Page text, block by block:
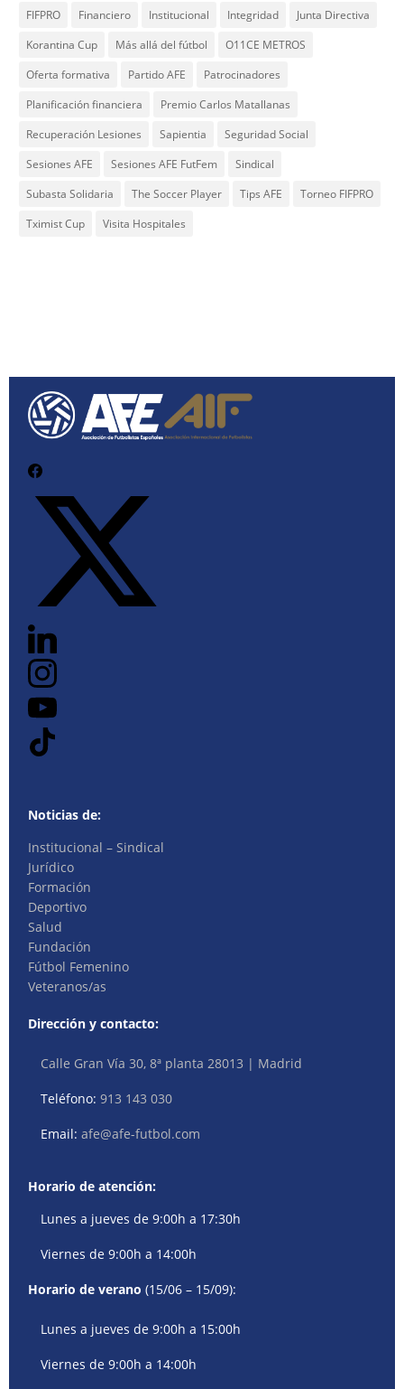
FIFPRO
Financiero Institucional Integridad
Junta Directiva
Korantina Cup
Más allá del fútbol
O11CE METROS
Oferta formativa
Partido AFE
Patrocinadores
Planificación financiera
Premio Carlos Matallanas
Recuperación Lesiones
Sapientia
Seguridad Social
Sesiones AFE
Sesiones AFE FutFem
Sindical
Subasta Solidaria
The Soccer Player Tips AFE
Torneo FIFPRO
Tximist Cup
Visita Hospitales
Noticias de:
Institucional – Sindical
Jurídico
Formación
Deportivo
Salud
Fundación
Fútbol Femenino
Veteranos/as
Dirección y contacto:
Calle Gran Vía 30, 8ª planta 28013 | Madrid
Teléfono:913 143 030
Email:afe@afe-futbol.com
Horario de atención:
Lunes a jueves de 9:00h a 17:30h
Viernes de 9:00h a 14:00h
Horario de verano (15/06 – 15/09):
Lunes a jueves de 9:00h a 15:00h
Viernes de 9:00h a 14:00h